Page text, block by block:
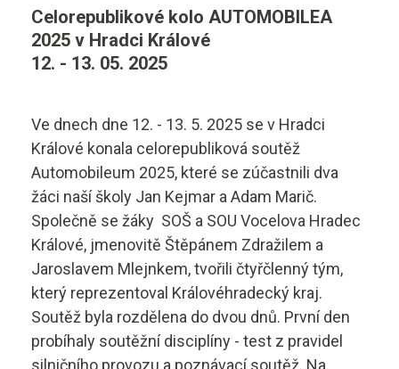
Diagnostik motorových vozidel
Automechanik
Řezník - uzenář
Kuchař - číšník
Cukrář
Dopravní a letecký technik
Diagnostik zemědělské techniky
Gastro ›
Technické obory ›
Základní informace
Školící středisko
Rady a informace
Studijní materiály
Ceník
Projekt ECDL
Aktuality
vyhledávání
Bakaláři
Microsoft 365
Celorepublikové kolo AUTOMOBILEA
2025 v Hradci Králové
12. - 13. 05. 2025
Ve dnech dne 12. - 13. 5. 2025 se v Hradci
Králové konala celorepubliková soutěž
Automobileum 2025, které se zúčastnili dva
žáci naší školy Jan Kejmar a Adam Marič.
Společně se žáky SOŠ a SOU Vocelova Hradec
Králové, jmenovitě Štěpánem Zdražilem a
Jaroslavem Mlejnkem, tvořili čtyřčlenný tým,
který reprezentoval Královéhradecký kraj.
Soutěž byla rozdělena do dvou dnů. První den
probíhaly soutěžní disciplíny - test z pravidel
silničního provozu a poznávací soutěž. Na